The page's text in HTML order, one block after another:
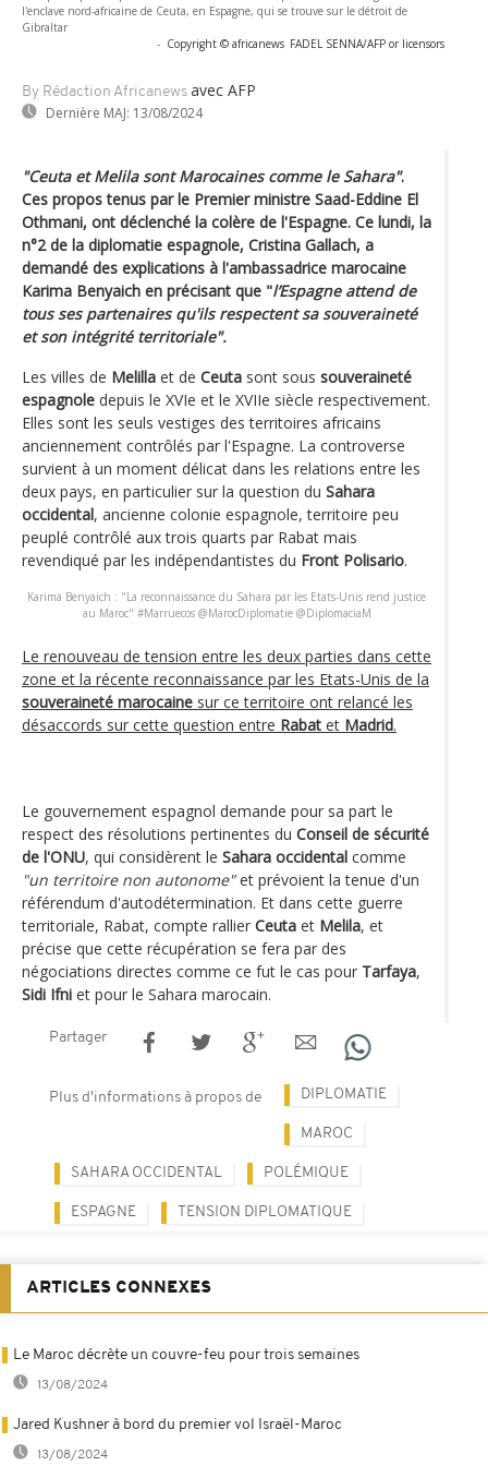
l'enclave nord-africaine de Ceuta, en Espagne, qui se trouve sur le détroit de
Gibraltar
- Copyright © africanews FADEL SENNA/AFP or licensors
By Rédaction Africanews avec AFP
Dernière MAJ: 13/08/2024
"Ceuta et Melila sont Marocaines comme le Sahara".
Ces propos tenus par le Premier ministre Saad-Eddine El
Othmani, ont déclenché la colère de l'Espagne. Ce lundi, la
n°2 de la diplomatie espagnole, Cristina Gallach, a
demandé des explications à l'ambassadrice marocaine
Karima Benyaich en précisant que "l’Espagne attend de
tous ses partenaires qu'ils respectent sa souveraineté
et son intégrité territoriale".
Les villes de Melilla et de Ceuta sont sous souveraineté
espagnole depuis le XVIe et le XVIIe siècle respectivement.
Elles sont les seuls vestiges des territoires africains
anciennement contrôlés par l'Espagne. La controverse
survient à un moment délicat dans les relations entre les
deux pays, en particulier sur la question du Sahara
occidental, ancienne colonie espagnole, territoire peu
peuplé contrôlé aux trois quarts par Rabat mais
revendiqué par les indépendantistes du Front Polisario.
Karima Benyaich : "La reconnaissance du Sahara par les Etats-Unis rend justice
au Maroc" #Marruecos @MarocDiplomatie @DiplomaciaM
Le renouveau de tension entre les deux parties dans cette
zone et la récente reconnaissance par les Etats-Unis de la
souveraineté marocaine sur ce territoire ont relancé les
désaccords sur cette question entre Rabat et Madrid.
Le gouvernement espagnol demande pour sa part le
respect des résolutions pertinentes du Conseil de sécurité
de l'ONU, qui considèrent le Sahara occidental comme
"un territoire non autonome"et prévoient la tenue d'un
référendum d'autodétermination. Et dans cette guerre
territoriale, Rabat, compte rallier Ceuta et Melila, et
précise que cette récupération se fera par des
négociations directes comme ce fut le cas pour Tarfaya,
Sidi Ifni et pour le Sahara marocain.
Partager
Plus d'informations à propos de DIPLOMATIE
MAROC
SAHARA OCCIDENTAL POLÉMIQUE
ESPAGNE TENSION DIPLOMATIQUE
ARTICLES CONNEXES
Le Maroc décrète un couvre-feu pour trois semaines
13/08/2024
Jared Kushner à bord du premier vol Israël-Maroc
13/08/2024